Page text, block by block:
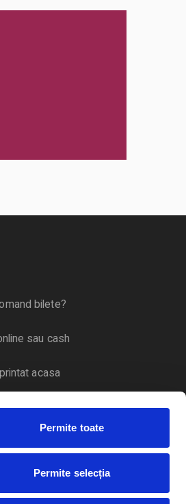
Permite toate
Permite selecția
bilete?
sau cash
acasa
prin curier
bilete